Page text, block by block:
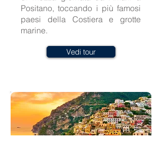
Positano, toccando i più famosi
paesi della Costiera e grotte
marine.
Vedi tour